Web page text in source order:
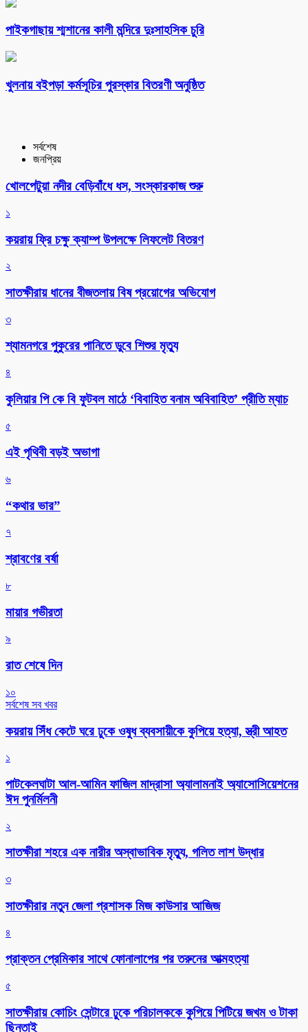
পাইকগাছায় শ্মশানের কালী মন্দিরে দুঃসাহসিক চুরি
খুলনায় বইপড়া কর্মসূচির পুরস্কার বিতরণী অনুষ্ঠিত
সর্বশেষ
জনপ্রিয়
খোলপেটুয়া নদীর বেড়িবাঁধে ধস, সংস্কারকাজ শুরু
১
কয়রায় ফ্রি চক্ষু ক্যাম্প উপলক্ষে লিফলেট বিতরণ
২
সাতক্ষীরায় ধানের বীজতলায় বিষ প্রয়োগের অভিযোগ
৩
শ্যামনগরে পুকুরের পানিতে ডুবে শিশুর মৃত্যু
৪
কুলিয়ার পি কে বি ফুটবল মাঠে ‘বিবাহিত বনাম অবিবাহিত’ প্রীতি ম্যাচ
৫
এই পৃথিবী বড়ই অভাগা
৬
“কথার ভার”
৭
শ্রাবণের বর্ষা
৮
মায়ার গভীরতা
৯
রাত শেষে দিন
১০
সর্বশেষ সব খবর
কয়রায় সিঁধ কেটে ঘরে ঢুকে ওষুধ ব্যবসায়ীকে কুপিয়ে হত্যা, স্ত্রী আহত
১
পাটকেলঘাটা আল-আমিন ফাজিল মাদ্রাসা অ্যালামনাই অ্যাসোসিয়েশনের
ঈদ পুনর্মিলনী
২
সাতক্ষীরা শহরে এক নারীর অস্বাভাবিক মৃত্যু, গলিত লাশ উদ্ধার
৩
সাতক্ষীরার নতুন জেলা প্রশাসক মিজ কাউসার আজিজ
৪
প্রাক্তন প্রেমিকার সাথে ফোনালাপের পর তরুনের আত্মহত্যা
৫
সাতক্ষীরায় কোচিং সেন্টারে ঢুকে পরিচালককে কুপিয়ে পিটিয়ে জখম ও টাকা
ছিনতাই